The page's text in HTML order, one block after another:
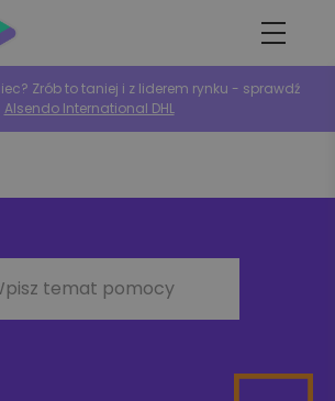
Zrób to taniej i z liderem rynku - sprawdź
Alsendo International DHL
temat pomocy